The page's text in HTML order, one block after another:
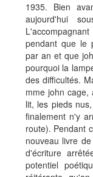
1935. Bien
aujourd'hui
pendant que le
par an et que
pourquoi la
des difficultés.
mme john
lit, les pieds
finalement n'y
route). Pendant
nouveau livre
d'écriture
potentiel